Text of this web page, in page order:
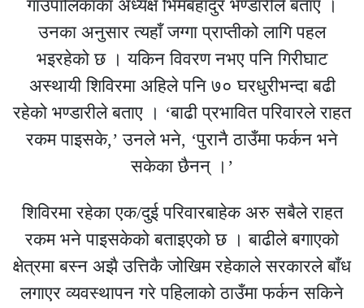
गाउँपालिकाका अध्यक्ष भिमबहादुर भण्डारीले बताए ।
उनका अनुसार त्यहाँ जग्गा प्राप्तीको लागि पहल
भइरहेको छ । यकिन विवरण नभए पनि गिरीघाट
अस्थायी शिविरमा अहिले पनि ७० घरधुरीभन्दा बढी
रहेको भण्डारीले बताए । ‘बाढी प्रभावित परिवारले राहत
रकम पाइसके,’ उनले भने, ‘पुरानै ठाउँमा फर्कन भने
सकेका छैनन् ।’
शिविरमा रहेका एक/दुई परिवारबाहेक अरु सबैले राहत
रकम भने पाइसकेको बताइएको छ । बाढीले बगाएको
क्षेत्रमा बस्न अझै उत्तिकै जोखिम रहेकाले सरकारले बाँध
लगाएर व्यवस्थापन गरे पहिलाको ठाउँमा फर्कन सकिने